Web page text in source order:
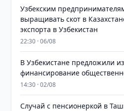
Узбекским
выращивать скот в
экспорта в Узбекистан
22:30 · 06/08
В Узбекистане предложили
финансирование
14:30 · 02/08
Случай с пенсионеркой в